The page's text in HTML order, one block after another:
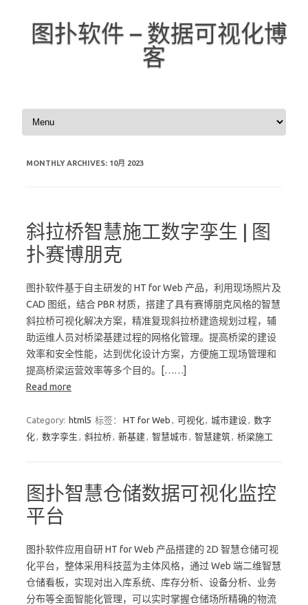
图扑软件 – 数据可视化博
客
Skip to content
MONTHLY ARCHIVES: 10月 2023
斜拉桥智慧施工数字孪生 | 图
扑赛博朋克
图扑软件基于自主研发的 HT for Web 产品，利用现场照片及
CAD 图纸，结合 PBR 材质，搭建了具有赛博朋克风格的智慧
斜拉桥可视化解决方案，精准复现斜拉桥建造规划过程，辅
助运维人员对桥梁基建过程的网格化管理。提高桥梁的建设
效率和安全性能，达到优化设计方案，方便施工现场管理和
提高桥梁运营效率等多个目的。[……]
Read more
Category: html5 标签： HT for Web , 可视化, 城市建设, 数字
化, 数字孪生 , 斜拉桥, 新基建, 智慧城市, 智慧建筑, 桥梁施工
图扑智慧仓储数据可视化监控
平台
图扑软件应用自研 HT for Web 产品搭建的 2D 智慧仓储可视
化平台，整体采用科技蓝为主体风格，通过 Web 端二维智慧
仓储看板，实现对出入库系统、库存分析、设备分析、业务
分布等全面智能化管理，可以实时掌握仓储场所精确的物流